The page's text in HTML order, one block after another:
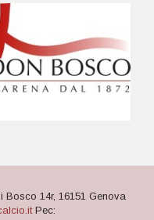
Bosco 14r, 16151 Genova
Pec: